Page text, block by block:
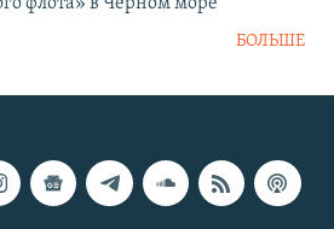
БОЛЬШЕ